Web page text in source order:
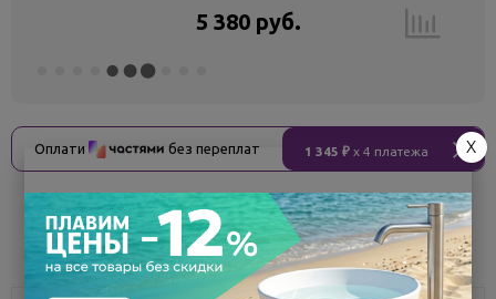
5 380 руб.
Оплати без переплат 1 345 ₽ x 4 платежа
Поделиться
X